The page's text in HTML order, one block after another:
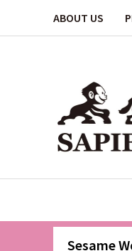
ABOUT US
Sesame